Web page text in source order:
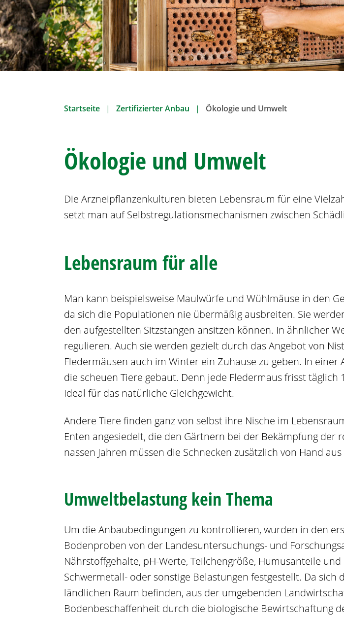
Startseite Zertifizierter Anbau Ökologie und Umwelt
Ökologie und Umwelt
Die Arzneipflanzenkulturen bieten Lebensraum für eine
setzt man auf Selbstregulationsmechanismen zwischen
Lebensraum für alle
Man kann beispielsweise Maulwürfe und Wühlmäuse in den
da sich die Populationen nie übermäßig ausbreiten. Sie
den aufgestellten Sitzstangen ansitzen können. In ähnlicher
regulieren. Auch sie werden gezielt durch das Angebot von
Fledermäusen auch im Winter ein Zuhause zu geben. In
die scheuen Tiere gebaut. Denn jede Fledermaus frisst
Ideal für das natürliche Gleichgewicht.
Andere Tiere finden ganz von selbst ihre Nische im
Enten angesiedelt, die den Gärtnern bei der Bekämpfung
nassen Jahren müssen die Schnecken zusätzlich von Hand
Umweltbelastung kein Thema
Um die Anbaubedingungen zu kontrollieren, wurden in den
Bodenproben von der Landesuntersuchungs- und
Nährstoffgehalte, pH-Werte, Teilchengröße, Humusanteile
Schwermetall- oder sonstige Belastungen festgestellt. Da
ländlichen Raum befinden, aus der umgebenden
Bodenbeschaffenheit durch die biologische Bewirtschaftung